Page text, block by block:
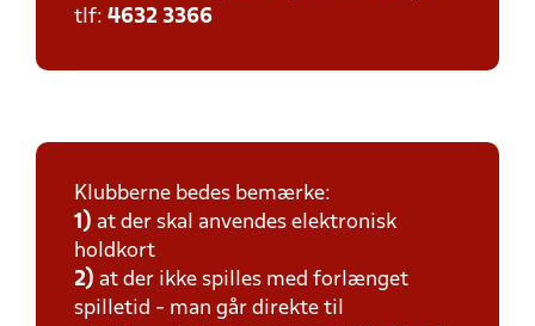
tlf: 4632 3366
Klubberne bedes bemærke:
1) at der skal anvendes elektronisk
holdkort
2) at der ikke spilles med forlænget
spilletid - man går direkte til